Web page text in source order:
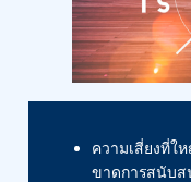
ความเสี่ยงที่ใ
ขาดการสนับส